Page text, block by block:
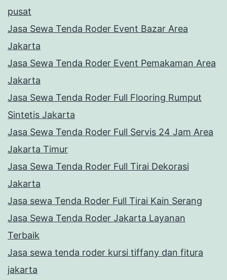
pusat
Jasa Sewa Tenda Roder Event Bazar Area
Jakarta
Jasa Sewa Tenda Roder Event Pemakaman Area
Jakarta
Jasa Sewa Tenda Roder Full Flooring Rumput
Sintetis Jakarta
Jasa Sewa Tenda Roder Full Servis 24 Jam Area
Jakarta Timur
Jasa Sewa Tenda Roder Full Tirai Dekorasi
Jakarta
Jasa sewa Tenda Roder Full Tirai Kain Serang
Jasa Sewa Tenda Roder Jakarta Layanan
Terbaik
Jasa sewa tenda roder kursi tiffany dan fitura
jakarta